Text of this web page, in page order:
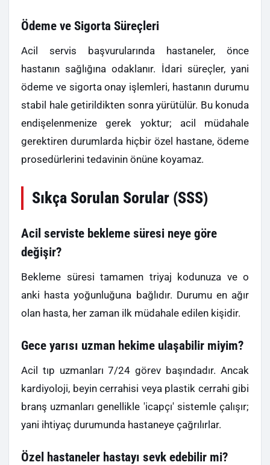
Ödeme ve Sigorta Süreçleri
Acil servis başvurularında hastaneler, önce
hastanın sağlığına odaklanır. İdari süreçler, yani
ödeme ve sigorta onay işlemleri, hastanın durumu
stabil hale getirildikten sonra yürütülür. Bu konuda
endişelenmenize gerek yoktur; acil müdahale
gerektiren durumlarda hiçbir özel hastane, ödeme
prosedürlerini tedavinin önüne koyamaz.
Sıkça Sorulan Sorular (SSS)
Acil serviste bekleme süresi neye göre
değişir?
Bekleme süresi tamamen triyaj kodunuza ve o
anki hasta yoğunluğuna bağlıdır. Durumu en ağır
olan hasta, her zaman ilk müdahale edilen kişidir.
Gece yarısı uzman hekime ulaşabilir miyim?
Acil tıp uzmanları 7/24 görev başındadır. Ancak
kardiyoloji, beyin cerrahisi veya plastik cerrahi gibi
branş uzmanları genellikle 'icapçı' sistemle çalışır;
yani ihtiyaç durumunda hastaneye çağrılırlar.
Özel hastaneler hastayı sevk edebilir mi?